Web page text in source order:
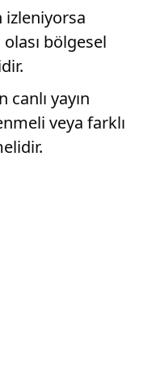
bölgesel
yayın
veya farklı